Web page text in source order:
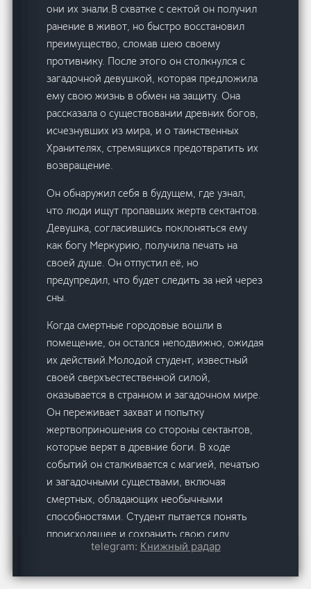
они их знали.В схватке с сектой он получил
ранение в живот, но быстро восстановил
преимущество, сломав шею своему
противнику. После этого он столкнулся с
загадочной девушкой, которая предложила
ему свою жизнь в обмен на защиту. Она
рассказала о существовании древних богов,
исчезнувших из мира, и о таинственных
Хранителях, стремящихся предотвратить их
возвращение.
Он обнаружил себя в будущем, где узнал,
что люди ищут пропавших жертв сектантов.
Девушка, согласившись поклоняться ему
как богу Меркурию, получила печать на
своей душе. Он отпустил её, но
предупредил, что будет следить за ней через
сны.
Когда смертные городовые вошли в
помещение, он остался неподвижно, ожидая
их действий.Молодой студент, известный
своей сверхъестественной силой,
оказывается в странном и загадочном мире.
Он переживает захват и попытку
жертвоприношения со стороны сектантов,
которые верят в древние боги. В ходе
событий он сталкивается с магией, печатью
и загадочными существами, включая
смертных, обладающих необычными
способностями. Студент пытается понять
происходящее и сохранить свою силу,
несмотря на стресс и физические
металлической коробке, которая служит
telegram: Книжный радар